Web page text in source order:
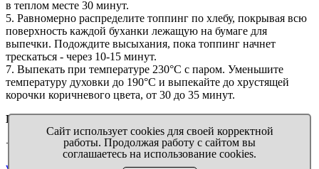
в теплом месте 30 минут.
5. Равномерно распределите топпинг по хлебу, покрывая всю
поверхность каждой буханки лежащую на бумаге для
выпечки. Подождите высыхания, пока топпинг начнет
трескаться - через 10-15 минут.
7. Выпекать при температуре 230°C с паром. Уменьшите
температуру духовки до 190°C и выпекайте до хрустящей
корочки коричневого цвета, от 30 до 35 минут.
Выручалочка™ Бумага на всякий случай
+7 911 009 04 11
Сайт использует cookies для своей корректной
работы. Продолжая работу с сайтом вы
соглашаетесь на использование cookies.